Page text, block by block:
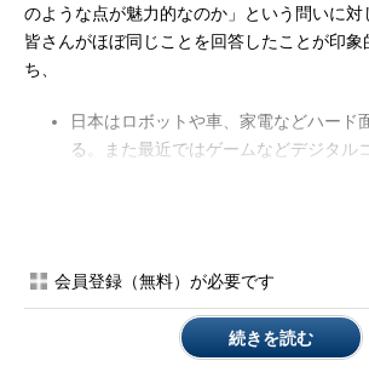
のような点が魅力的なのか」という問いに
皆さんがほぼ同じことを回答したことが印象
ち、
日本はロボットや車、家電などハード
る。また最近ではゲームなどデジタル
ということです。ここから、「日本のモノづ
いるが、ITをはじめとする創造的・革新的な
会員登録（無料）が必要です
続きを読む